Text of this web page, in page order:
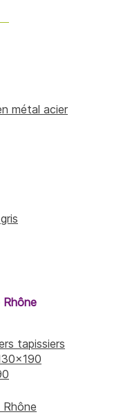
métal acier
Rhône
tapissiers